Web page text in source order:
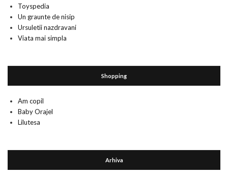
Toyspedia
Un graunte de nisip
Ursuletii nazdravani
Viata mai simpla
Shopping
Am copil
Baby Orajel
Lilutesa
Arhiva